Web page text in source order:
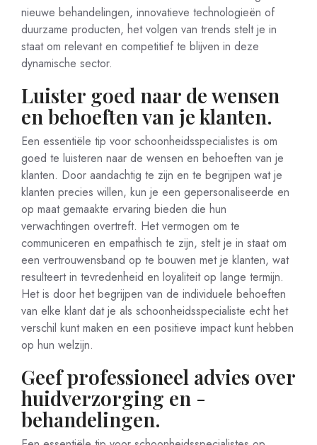
nieuwe behandelingen, innovatieve technologieën of
duurzame producten, het volgen van trends stelt je in
staat om relevant en competitief te blijven in deze
dynamische sector.
Luister goed naar de wensen
en behoeften van je klanten.
Een essentiële tip voor schoonheidsspecialistes is om
goed te luisteren naar de wensen en behoeften van je
klanten. Door aandachtig te zijn en te begrijpen wat je
klanten precies willen, kun je een gepersonaliseerde en
op maat gemaakte ervaring bieden die hun
verwachtingen overtreft. Het vermogen om te
communiceren en empathisch te zijn, stelt je in staat om
een vertrouwensband op te bouwen met je klanten, wat
resulteert in tevredenheid en loyaliteit op lange termijn.
Het is door het begrijpen van de individuele behoeften
van elke klant dat je als schoonheidsspecialiste echt het
verschil kunt maken en een positieve impact kunt hebben
op hun welzijn.
Geef professioneel advies over
huidverzorging en -
behandelingen.